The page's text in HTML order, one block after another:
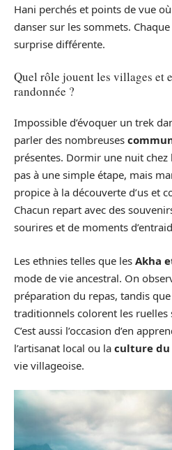
Hani perchés et points de vue
danser sur les sommets.
surprise différente.
Quel rôle jouent les villages et
randonnée ?
Impossible d’évoquer un trek
parler des nombreuses
présentes. Dormir une nuit chez
pas à une simple étape, mais
propice à la découverte d’us et
Chacun repart avec des
sourires et de moments
Les ethnies telles que les Akha
mode de vie ancestral. On
préparation du repas, tandis
traditionnels colorent les ruelles
C’est aussi l’occasion d’en
l’artisanat local ou la culture du
vie villageoise.